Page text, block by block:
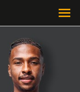
محتوى إخباري
الرئيسية